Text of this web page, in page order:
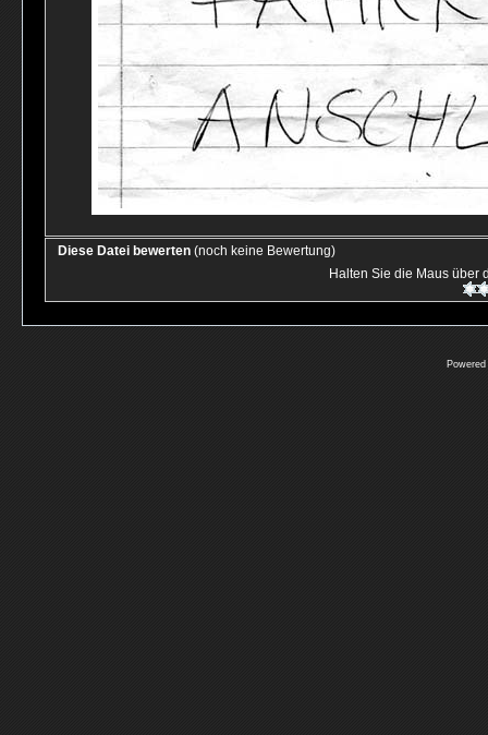
Diese Datei bewerten (noch keine Bewertung)
Halten Sie die Maus über